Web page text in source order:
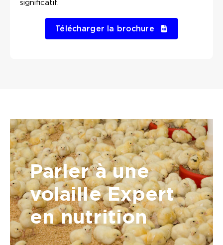
significatif.
Télécharger la brochure
Parler à une
volailleExpert
en nutrition